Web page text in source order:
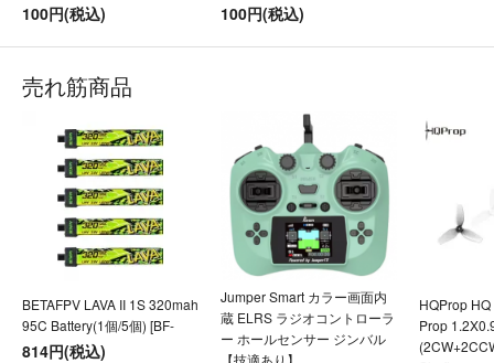
100円(税込) 100円(税込)
売れ筋商品
BETAFPV LAVA II 1S 320mah
95C Battery(1個/5個) [BF-
814円(税込)
Jumper Smart カラー画面内
蔵 ELRS ラジオコントローラ
ー ホールセンサー ジンバル
HQProp
Prop